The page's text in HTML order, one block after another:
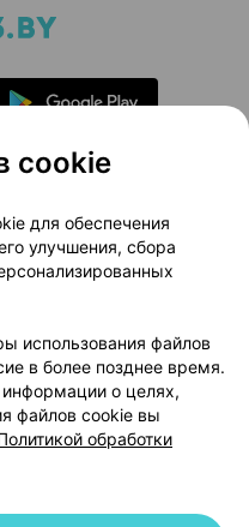
проекта
маркетинг
Доставка
Партнеры
103.by
Cookie
cookie
для обеспечения
улучшения, сбора
использования файлов
в более позднее время.
о целях,
файлов cookie вы
обработки